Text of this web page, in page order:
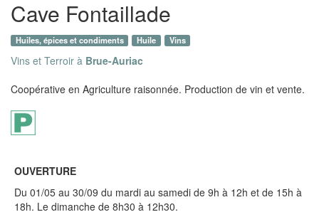
Cave Fontaillade
Huiles, épices et condiments Huile Vins
Vins et Terroir à Brue-Auriac
Coopérative en Agriculture raisonnée. Production de vin et vente.
OUVERTURE
Du 01/05 au 30/09 du mardi au samedi de 9h à 12h et de 15h à
18h. Le dimanche de 8h30 à 12h30.